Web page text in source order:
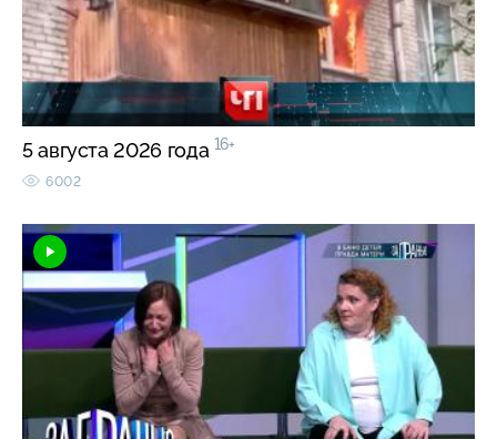
5 августа 2026 года 16+
6002